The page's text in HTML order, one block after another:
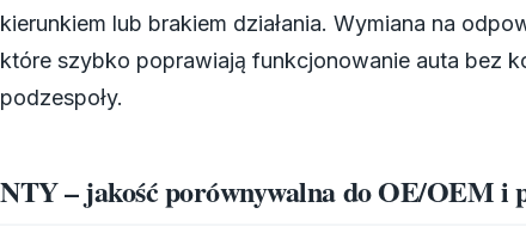
kierunkiem lub brakiem działania. Wymiana na
które szybko poprawiają funkcjonowanie auta bez
podzespoły.
NTY – jakość porównywalna do OE/OEM i